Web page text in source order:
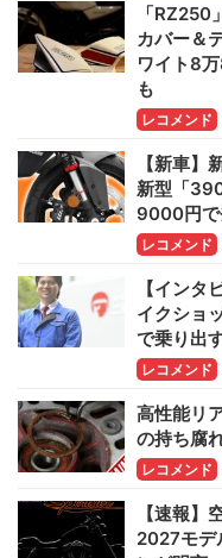
「RZ250
カバー＆
ワイト8
も
レコメンド
【新車
新型「
9000円で
レコメンド
【イン
イクショ
で乗り出
レコメンド
高性能リ
の持ち腐
レコメンド
【速報】
2027モデ